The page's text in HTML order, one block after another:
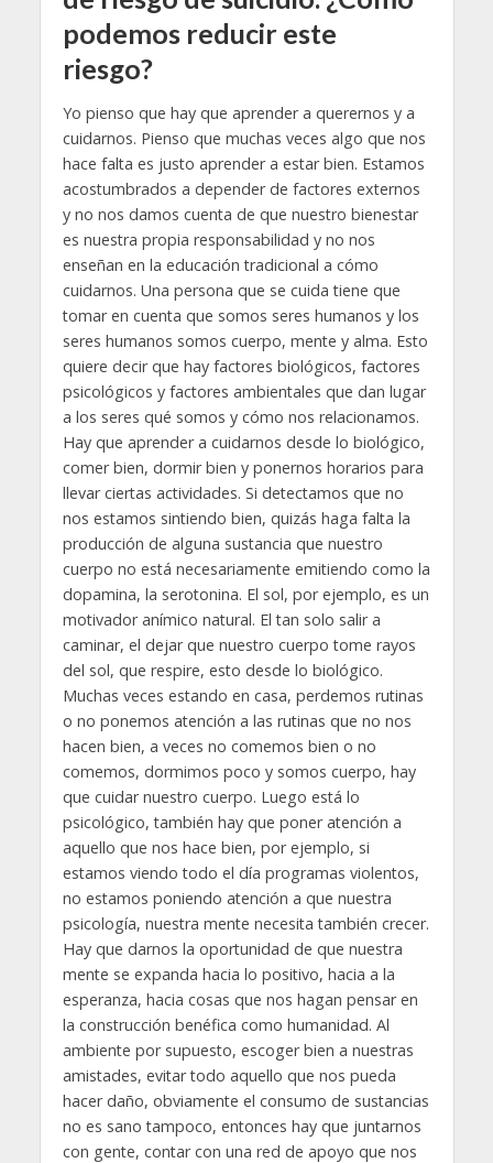
podemos reducir este
riesgo?
Yo pienso que hay que aprender a querernos y a
cuidarnos. Pienso que muchas veces algo que nos
hace falta es justo aprender a estar bien. Estamos
acostumbrados a depender de factores externos
y no nos damos cuenta de que nuestro bienestar
es nuestra propia responsabilidad y no nos
enseñan en la educación tradicional a cómo
cuidarnos. Una persona que se cuida tiene que
tomar en cuenta que somos seres humanos y los
seres humanos somos cuerpo, mente y alma. Esto
quiere decir que hay factores biológicos, factores
psicológicos y factores ambientales que dan lugar
a los seres qué somos y cómo nos relacionamos.
Hay que aprender a cuidarnos desde lo biológico,
comer bien, dormir bien y ponernos horarios para
llevar ciertas actividades. Si detectamos que no
nos estamos sintiendo bien, quizás haga falta la
producción de alguna sustancia que nuestro
cuerpo no está necesariamente emitiendo como la
dopamina, la serotonina. El sol, por ejemplo, es un
motivador anímico natural. El tan solo salir a
caminar, el dejar que nuestro cuerpo tome rayos
del sol, que respire, esto desde lo biológico.
Muchas veces estando en casa, perdemos rutinas
o no ponemos atención a las rutinas que no nos
hacen bien, a veces no comemos bien o no
comemos, dormimos poco y somos cuerpo, hay
que cuidar nuestro cuerpo. Luego está lo
psicológico, también hay que poner atención a
aquello que nos hace bien, por ejemplo, si
estamos viendo todo el día programas violentos,
no estamos poniendo atención a que nuestra
psicología, nuestra mente necesita también crecer.
Hay que darnos la oportunidad de que nuestra
mente se expanda hacia lo positivo, hacia a la
esperanza, hacia cosas que nos hagan pensar en
la construcción benéfica como humanidad. Al
ambiente por supuesto, escoger bien a nuestras
amistades, evitar todo aquello que nos pueda
hacer daño, obviamente el consumo de sustancias
no es sano tampoco, entonces hay que juntarnos
con gente, contar con una red de apoyo que nos